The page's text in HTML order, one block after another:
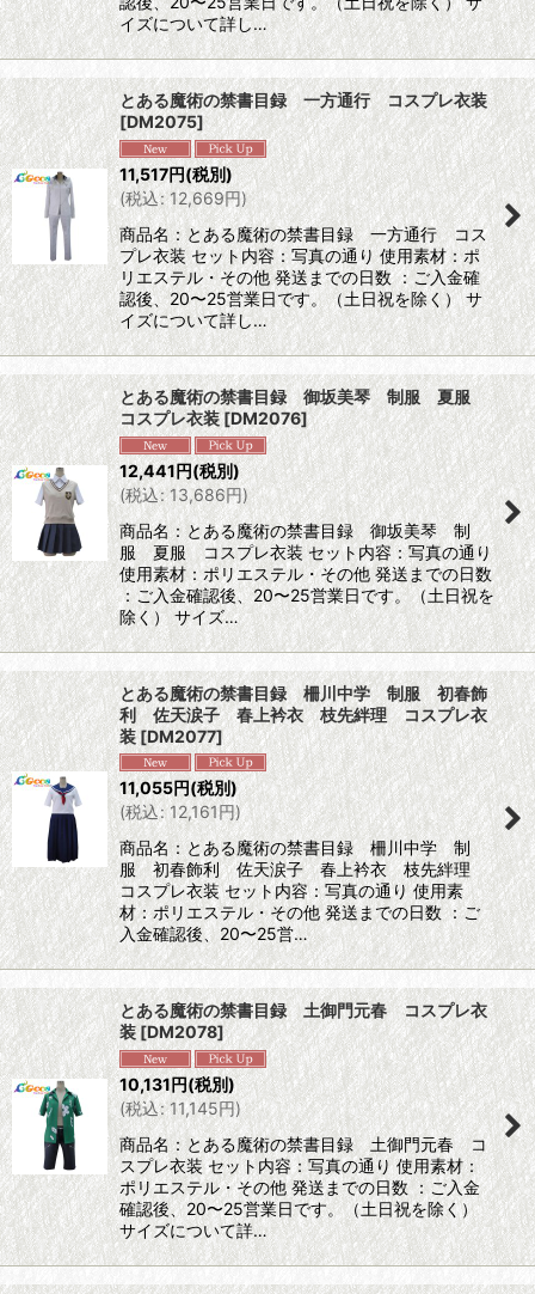
イズについて詳し…
とある魔術の禁書目録 一方通行 コスプレ衣装
[DM2075]
11,517円(税別)
(税込: 12,669円)
商品名：とある魔術の禁書目録 一方通行 コス
プレ衣装 セット内容：写真の通り 使用素材：ポ
リエステル・その他 発送までの日数 ：ご入金確
認後、20〜25営業日です。（土日祝を除く） サ
イズについて詳し…
とある魔術の禁書目録 御坂美琴 制服 夏服
コスプレ衣装[DM2076]
12,441円(税別)
(税込: 13,686円)
商品名：とある魔術の禁書目録 御坂美琴 制
服 夏服 コスプレ衣装 セット内容：写真の通り
使用素材：ポリエステル・その他 発送までの日数
：ご入金確認後、20〜25営業日です。（土日祝を
除く） サイズ…
とある魔術の禁書目録 柵川中学 制服 初春飾
利 佐天涙子 春上衿衣 枝先絆理 コスプレ衣
装[DM2077]
11,055円(税別)
(税込: 12,161円)
商品名：とある魔術の禁書目録 柵川中学 制
服 初春飾利 佐天涙子 春上衿衣 枝先絆理
コスプレ衣装 セット内容：写真の通り 使用素
材：ポリエステル・その他 発送までの日数 ：ご
入金確認後、20〜25営…
とある魔術の禁書目録 土御門元春 コスプレ衣
装 [DM2078]
10,131円(税別)
(税込: 11,145円)
商品名：とある魔術の禁書目録 土御門元春 コ
スプレ衣装 セット内容：写真の通り 使用素材：
ポリエステル・その他 発送までの日数 ：ご入金
確認後、20〜25営業日です。（土日祝を除く）
サイズについて詳…